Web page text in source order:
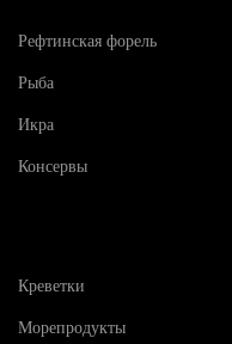
Рефтинская форель
Рыба
Икра
Консервы
Креветки
Морепродукты